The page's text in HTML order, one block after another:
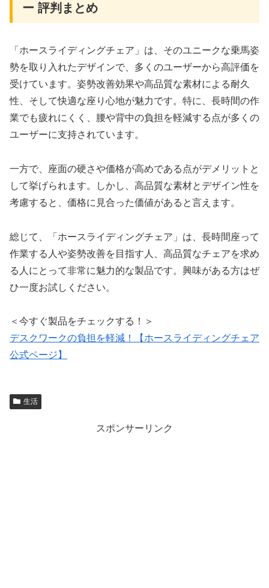
ー 評判まとめ
「ホースライディングチェア」は、そのユニークな乗馬姿
勢を取り入れたデザインで、多くのユーザーから高評価を
受けています。姿勢改善効果や高品質な素材による耐久
性、そして快適な座り心地が魅力です。特に、長時間の作
業でも疲れにくく、腰や背中の負担を軽減する点が多くの
ユーザーに支持されています。
一方で、座面の硬さや価格が高めである点がデメリットと
して挙げられます。しかし、高品質な素材とデザイン性を
考慮すると、価格に見合った価値があると言えます。
総じて、「ホースライディングチェア」は、長時間座って
作業する人や姿勢改善を目指す人、高品質なチェアを求め
る人にとって非常に魅力的な製品です。興味がある方はぜ
ひ一度お試しください。
＜今すぐ製品をチェックする！＞
デスクワークの負担を軽減！【ホースライディングチェア
公式ページ】
生活
スポンサーリンク